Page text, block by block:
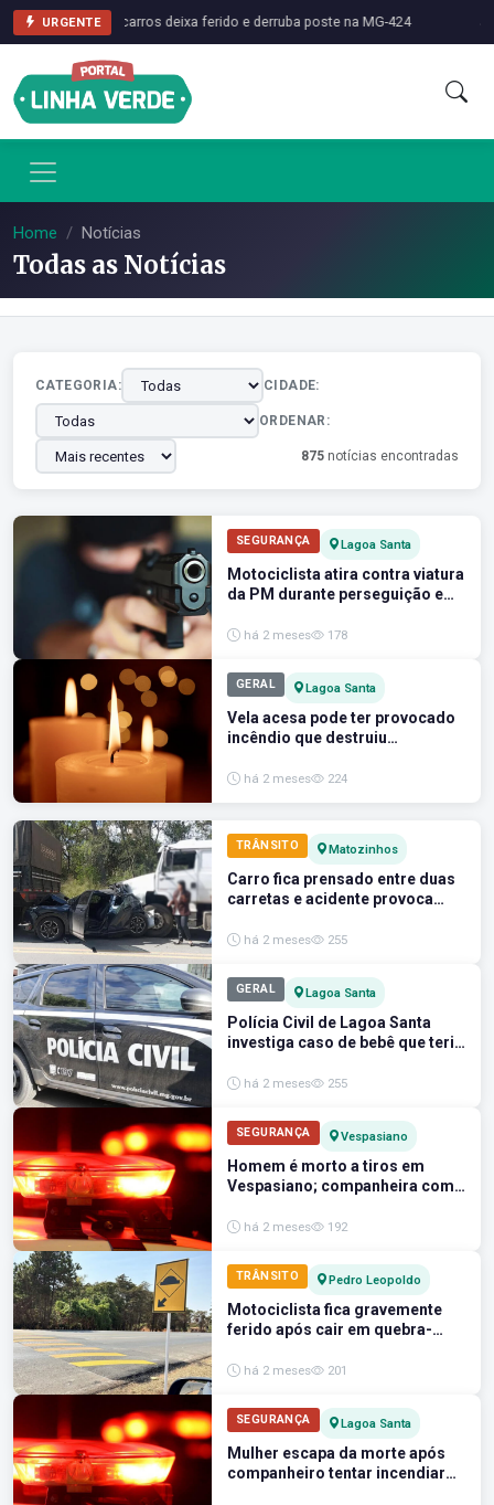
URGENTE
entre dois carros deixa ferido e derruba poste na MG-424
Home Notícias
Todas as Notícias
CATEGORIA: CIDADE:
ORDENAR:
875 notícias encontradas
SEGURANÇA Lagoa Santa
Motociclista atira contra viatura
da PM durante perseguição em
há 2 meses 178
GERAL Lagoa Santa
Vela acesa pode ter provocado
incêndio que destruiu
há 2 meses 224
TRÂNSITO Matozinhos
Carro fica prensado entre duas
carretas e acidente provoca
em Matozinhos
há 2 meses 255
GERAL Lagoa Santa
Polícia Civil de Lagoa Santa
investiga caso de bebê que teria
dopado com clonazepam pela
há 2 meses 255
SEGURANÇA Vespasiano
Homem é morto a tiros em
Vespasiano; companheira com
e presa por tráfico de drogas
há 2 meses 192
TRÂNSITO Pedro Leopoldo
Motociclista fica gravemente
ferido após cair em quebra-
há 2 meses 201
SEGURANÇA Lagoa Santa
Mulher escapa da morte após
companheiro tentar incendiar